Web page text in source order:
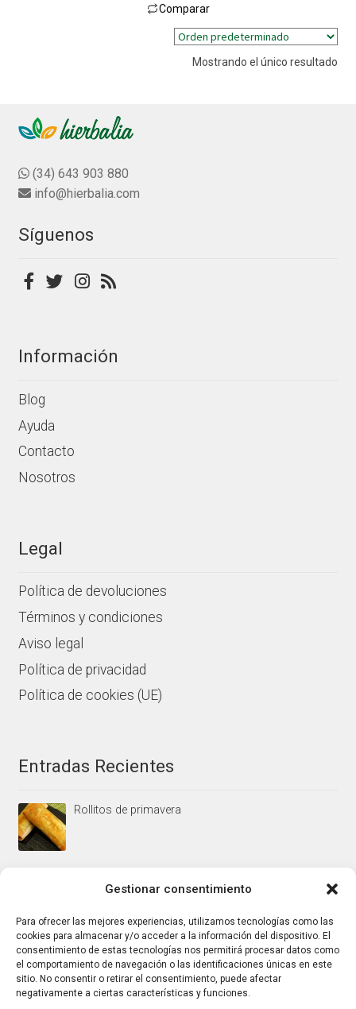
Gestionar consentimiento
Para ofrecer las mejores experiencias, utilizamos tecnologías como las
cookies para almacenar y/o acceder a la información del dispositivo. El
consentimiento de estas tecnologías nos permitirá procesar datos como
el comportamiento de navegación o las identificaciones únicas en este
sitio. No consentir o retirar el consentimiento, puede afectar
negativamente a ciertas características y funciones.
Comparar
Este
producto
tieneMostrando el único resultado
(34) 643 903 880
info@hierbalia.com
Síguenos
Información
Blog
Ayuda
Contacto
Nosotros
Legal
Política de devoluciones
Términos y condiciones
Aviso legal
Política de privacidad
Política de cookies (UE)
Entradas Recientes
Rollitos de primavera
Jamoncitos de pollo en salsa de almendras